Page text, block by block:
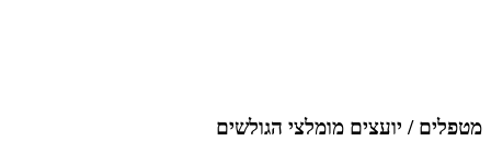
מטפלים / יועצים מומלצי הגולשים